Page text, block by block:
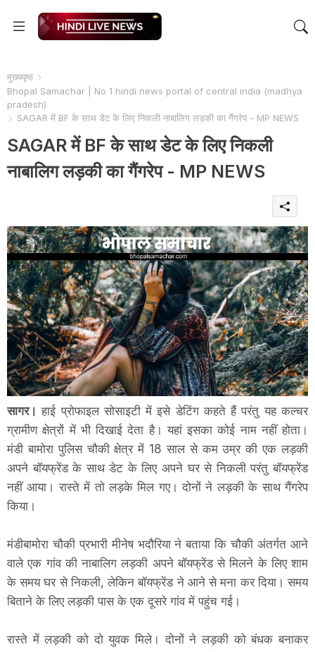
मुख्यपृष्ठ
Bhopal Samachar | No 1 hindi news portal of central india (madhya
pradesh)
SAGAR में BF के साथ डेट के लिए निकली नाबालिग लड़की का गैंगरेप - MP NEWS
SAGAR में BF के साथ डेट के लिए निकली
नाबालिग लड़की का गैंगरेप - MP NEWS
सागर। हाई प्रोफाइल सोसाइटी में इसे डेटिंग कहते हैं परंतु यह कल्चर
ग्रामीण क्षेत्रों में भी दिखाई देता है। यहां इसका कोई नाम नहीं होता।
मंडी बामोरा पुलिस चौकी क्षेत्र में 18 साल से कम उम्र की एक लड़की
अपने बॉयफ्रेंड के साथ डेट के लिए अपने घर से निकली परंतु बॉयफ्रेंड
नहीं आया। रास्ते में तो लड़के मिल गए। दोनों ने लड़की के साथ गैंगरेप
किया।
मंडीबामोरा चौकी प्रभारी मीनेष भदौरिया ने बताया कि चौकी अंतर्गत आने
वाले एक गांव की नाबालिग लड़की अपने बॉयफ्रेंड से मिलने के लिए शाम
के समय घर से निकली, लेकिन बॉयफ्रेंड ने आने से मना कर दिया। समय
बिताने के लिए लड़की पास के एक दूसरे गांव में पहुंच गई।
रास्ते में लड़की को दो युवक मिले। दोनों ने लड़की को बंधक बनाकर